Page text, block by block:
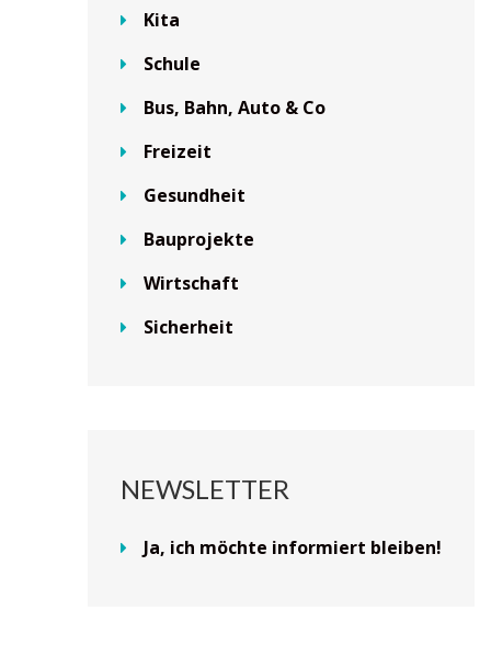
Kita
Schule
Bus, Bahn, Auto & Co
Freizeit
Gesundheit
Bauprojekte
Wirtschaft
Sicherheit
NEWSLETTER
Ja, ich möchte informiert bleiben!